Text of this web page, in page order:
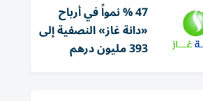
47 % نمواً في أرباح
«دانة غاز» النصفية إلى
393 مليون درهم